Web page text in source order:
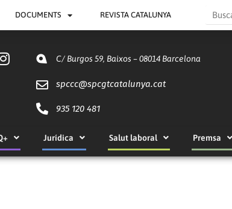
DOCUMENTS REVISTA CATALUNYA Search
C/ Burgos 59, Baixos – 08014 Barcelona
spccc@spcgtcatalunya.cat
935 120 481
Jurídica Salut laboral Premsa